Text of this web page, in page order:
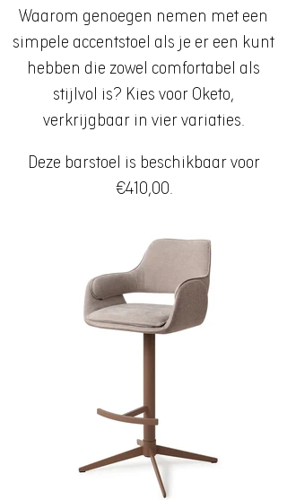
Waarom genoegen nemen met een
simpele accentstoel als je er een kunt
hebben die zowel comfortabel als
stijlvol is? Kies voor Oketo,
verkrijgbaar in vier variaties.
Deze barstoel is beschikbaar voor
€410,00.